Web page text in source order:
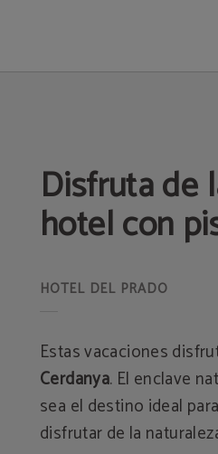
Hotel del Prado en Puigcerdà. Web
Disfruta de
hotel con
Estas vacaciones
Cerdanya. El enclave
sea el destino ideal
disfrutar de la